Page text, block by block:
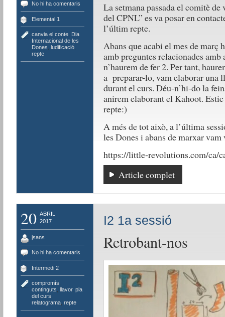
No hi ha comentaris
Elemental 1
canvia el conte, Dia
Internacional de les
Dones ludificació,
repte
La setmana passada el comitè
del CPNL” es va posar en
l’últim repte.
Abans que acabi el mes de març
amb preguntes relacionades
n’haurem de fer 2. Per tant,
a preparar-lo, vam elaborar una
durant el curs. Déu-n’hi-do la
anirem elaborant el Kahoot.
repte:)
A més de tot això, a l’última
les Dones i abans de marxar
https://little-revolutions.com/ca/
Article complet
20 ABRIL
2017
jsans
No hi ha comentaris
Intermedi 2
compromís
continguts llavor, pla
del curs
relatograma, repte
I2 1a sessió
Retrobant-nos